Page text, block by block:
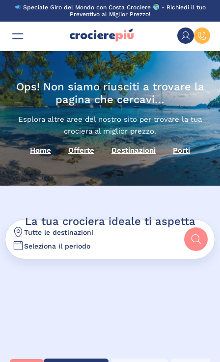
Skip
content
Speciale Giro del Mondo con Costa Crociere
- Richiedi il tuo
Preventivo al Miglior Prezzo!
Ops! Non siamo riusciti a trovare la
pagina che cercavi…
Esplora altre aree del nostro sito per trovare la tua
crociera al miglior prezzo.
Home Offerte Destinazioni Porti
La tua crociera ideale ti aspetta
Tutte le destinazioni
Seleziona il periodo